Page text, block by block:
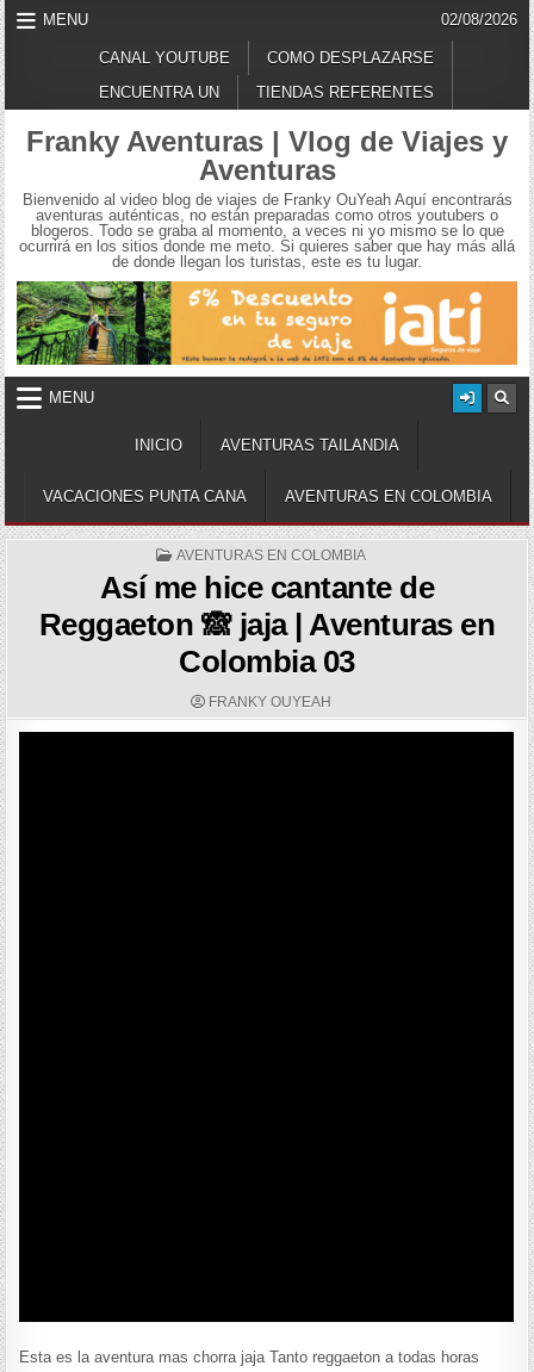
Skip
to
content
MENU
CANAL YOUTUBE
COMO DESPLAZARSE
ENCUENTRA UN
TIENDAS REFERENTES
02/08/2026
Franky Aventuras | Vlog de Viajes y
Aventuras
Bienvenido al video blog de viajes de Franky OuYeah Aquí encontrarás
aventuras auténticas, no están preparadas como otros youtubers o
blogeros. Todo se graba al momento, a veces ni yo mismo se lo que
ocurrirá en los sitios donde me meto. Si quieres saber que hay más allá
de donde llegan los turistas, este es tu lugar.
MENU
INICIO AVENTURAS TAILANDIA
VACACIONES PUNTA CANA AVENTURAS EN COLOMBIA
POSTED
AVENTURAS EN COLOMBIA
Así me hice cantante de
Reggaeton 🙈 jaja | Aventuras en
Colombia 03
AUTHOR:
FRANKY OUYEAH
Esta es la aventura mas chorra jaja Tanto reggaeton a todas horas